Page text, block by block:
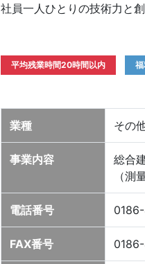
社員一人ひとりの技術力と
平均残業時間20時間以内
業種 その
事業内容
総合
（
電話番号
FAX番号